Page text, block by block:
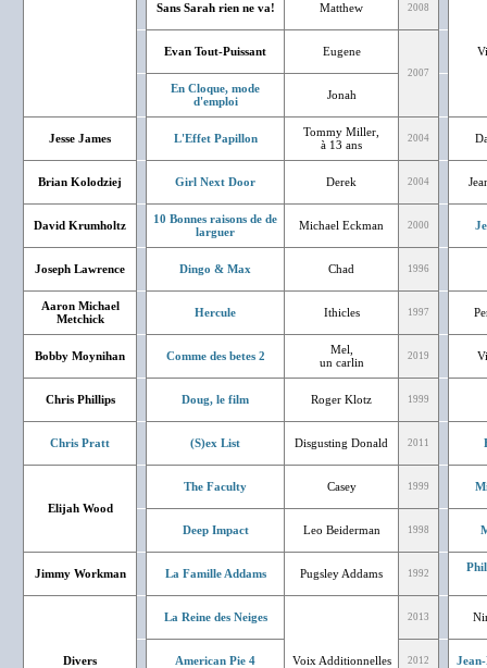
Sans Sarah rien ne va! Matthew 2008
Evan Tout-Puissant Eugene
2007
En Cloque, mode
d'emploi
Jonah
Jesse James L'Effet Papillon
Tommy Miller,
à 13 ans
2004
Brian Kolodziej Girl Next Door Derek 2004
David Krumholtz
10 Bonnes raisons de de
larguer
Michael Eckman 2000
Joseph Lawrence Dingo & Max Chad 1996
Aaron Michael
Metchick
Hercule Ithicles 1997
Bobby Moynihan Comme des betes 2
Mel,
un carlin
2019
Chris Phillips Doug, le film Roger Klotz 1999
Chris Pratt (S)ex List Disgusting Donald 2011
Elijah Wood
The Faculty Casey 1999
Deep Impact Leo Beiderman 1998
Jimmy Workman La Famille Addams Pugsley Addams 1992
Divers
La Reine des Neiges
Voix Additionnelles
2013
American Pie 4 2012